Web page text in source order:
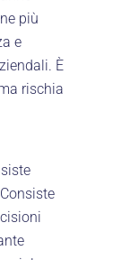
più
e
È
rischia